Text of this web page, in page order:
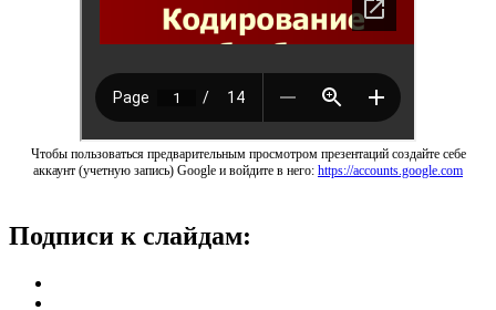
Чтобы пользоваться предварительным просмотром презентаций создайте себе
аккаунт (учетную запись) Google и войдите в него: https://accounts.google.com
Подписи к слайдам: